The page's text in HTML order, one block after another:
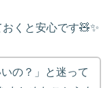
くと安心です🧸✨
の？」と迷って